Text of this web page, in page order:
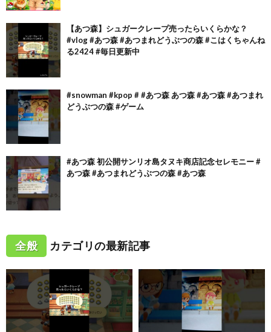
【あつ森】シュガークレープ売ったらいくらかな？
#vlog #あつ森 #あつまれどうぶつの森 #こはくちゃんね
る2424 #毎日更新中
#snowman #kpop # #あつ森 あつ森 #あつ森 #あつまれ
どうぶつの森 #ゲーム
#あつ森 初公開サンリオ島タヌキ商店記念セレモニー #
あつ森 #あつまれどうぶつの森 #あつ森
全般 カテゴリの最新記事